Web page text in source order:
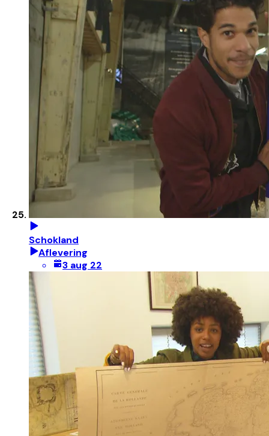
Schokland
Aflevering
3 aug 22